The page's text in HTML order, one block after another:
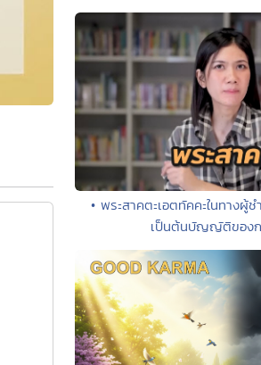
• พระสาคตะเอตทัคคะในทาง
เป็นต้นบัญญัติของก